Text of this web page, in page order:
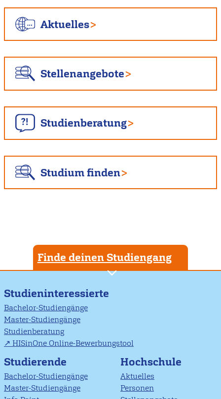
Aktuelles
Stellenangebote
Studienberatung
Studium finden
Finde deinen Studiengang
Studieninteressierte
Bachelor-Studiengänge
Master-Studiengänge
Studienberatung
HISinOne Online-Bewerbungstool
Studierende
Bachelor-Studiengänge
Master-Studiengänge
Hochschule
Aktuelles
Personen